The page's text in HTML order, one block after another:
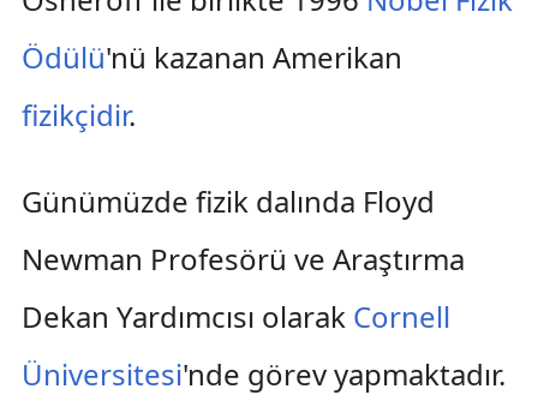
Ödülü'nü kazanan Amerikan
fizikçidir.
Günümüzde fizik dalında Floyd
Newman Profesörü ve Araştırma
Dekan Yardımcısı olarak Cornell
Üniversitesi'nde görev yapmaktadır.